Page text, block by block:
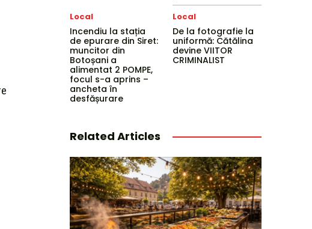
Local
Incendiu la stația
de epurare din Siret:
muncitor din
Botoșani a
alimentat 2 POMPE,
focul s-a aprins –
ancheta în
desfășurare
Local
De la fotografie la
uniformă: Cătălina
devine VIITOR
CRIMINALIST
Related Articles